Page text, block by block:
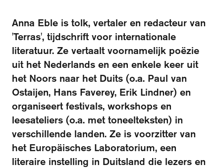
Literaire prijzen
Residenties
Vertalingendatabase
Toekenningen
Actueel
Over het fonds
Over het fonds
Veelgestelde vragen
Visit International website
Anna Eble is tolk, vertaler en redacteur van
'Terras', tijdschrift voor internationale
literatuur. Ze vertaalt voornamelijk poëzie
uit het Nederlands en een enkele keer uit
het Noors naar het Duits (o.a. Paul van
Ostaijen, Hans Faverey, Erik Lindner) en
organiseert festivals, workshops en
leesateliers (o.a. met toneelteksten) in
verschillende landen. Ze is voorzitter van
het Europäisches Laboratorium, een
literaire instelling in Duitsland die lezers en